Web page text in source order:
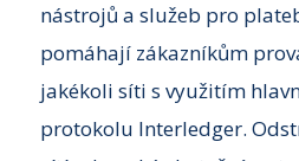
nástrojů a služeb pro
pomáhají zákazníkům
jakékoli síti s využitím
protokolu Interledger.